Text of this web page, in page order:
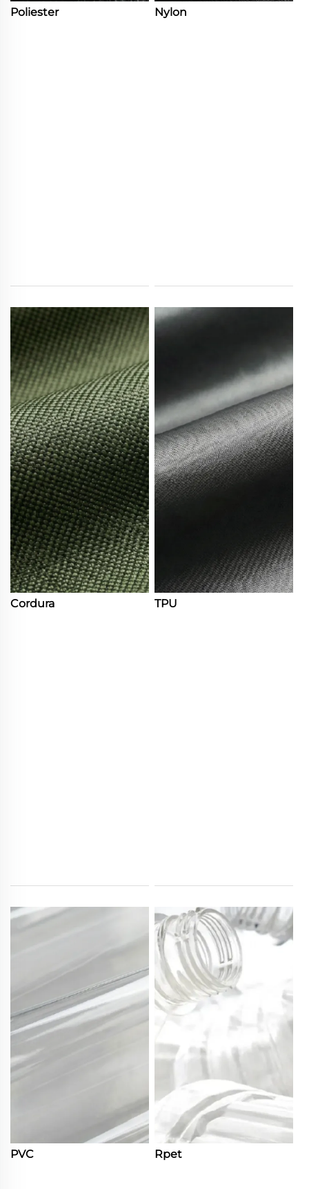
Poliester Nylon
Cordura TPU
PVC Rpet